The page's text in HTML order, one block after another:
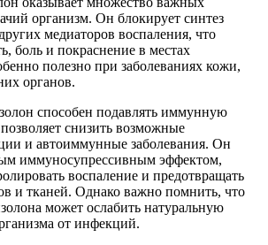
организм. Он блокирует синтез
медиаторов воспаления, что
боль и покраснение в местах
полезно при заболеваниях кожи,
органов.
способен подавлять иммунную
снизить возможные
и автоиммунные заболевания. Он
иммуносупрессивным эффектом,
воспаление и предотвращать
и тканей. Однако важно помнить, что
может ослабить натуральную
от инфекций.